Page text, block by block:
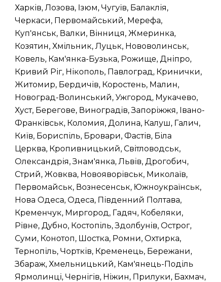
Харків, Лозова, Ізюм, Чугуїв, Балаклія,
Черкаси, Первомайський, Мерефа,
Куп'янськ, Валки, Вінниця, Жмеринка,
Козятин, Хмільник, Луцьк, Нововолинськ,
Ковель, Кам'янка-Бузька, Рожище, Дніпро,
Кривий Ріг, Нікополь, Павлоград, Кринички,
Житомир, Бердичів, Коростень, Малин,
Новоград-Волинський, Ужгород, Мукачево,
Хуст, Берегове, Виноградів, Запоріжжя, Івано-
Франківськ, Коломия, Долина, Калуш, Галич,
Київ, Бориспіль, Бровари, Фастів, Біла
Церква, Кропивницький, Світловодськ,
Олександрія, Знам'янка, Львів, Дрогобич,
Стрий, Жовква, Новояворівськ, Миколаїв,
Первомайськ, Вознесенськ, Южноукраїнськ,
Нова Одеса, Одеса, Південний Полтава,
Кременчук, Миргород, Гадяч, Кобеляки,
Рівне, Дубно, Костопіль, Здолбунів, Острог,
Суми, Конотоп, Шостка, Ромни, Охтирка,
Тернопіль, Чортків, Кременець, Бережани,
Збараж, Хмельницький, Кам'янець-Поділь
Ярмолинці, Чернігів, Ніжин, Прилуки, Бахмач,